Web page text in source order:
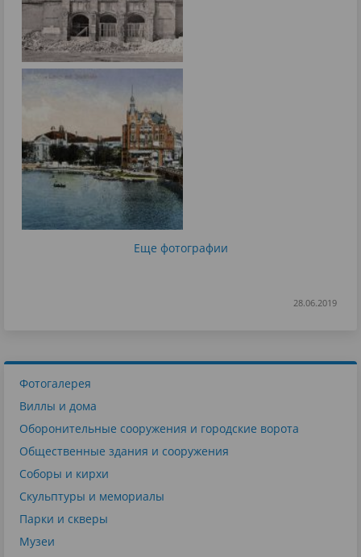
Еще фотографии
28.06.2019
Фотогалерея
Виллы и дома
Оборонительные сооружения и городские ворота
Общественные здания и сооружения
Соборы и кирхи
Скульптуры и мемориалы
Парки и скверы
Музеи